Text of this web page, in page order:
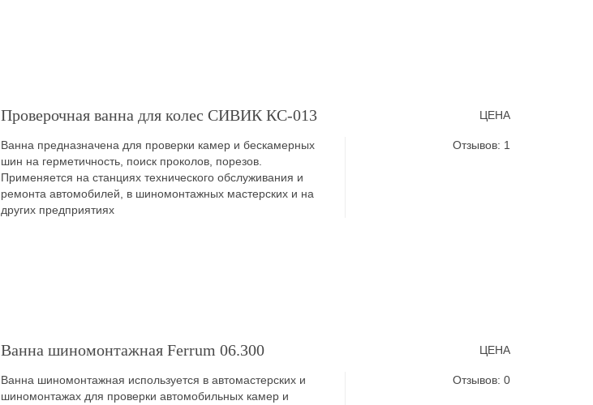
Проверочная ванна для колес СИВИК КС-013 ЦЕНА
Ванна предназначена для проверки камер и бескамерных
шин на герметичность, поиск проколов, порезов.
Применяется на станциях технического обслуживания и
ремонта автомобилей, в шиномонтажных мастерских и на
других предприятиях
Отзывов: 1
Ванна шиномонтажная Ferrum 06.300 ЦЕНА
Ванна шиномонтажная используется в автомастерских и
шиномонтажах для проверки автомобильных камер и
Отзывов: 0